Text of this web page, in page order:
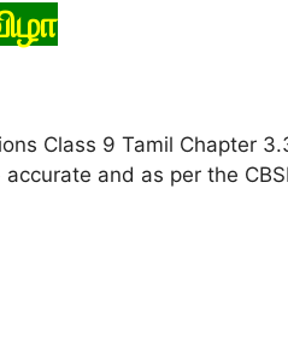
Class 9 Tamil Chapter 3.3
and as per the